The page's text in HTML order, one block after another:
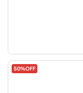
50%OFF